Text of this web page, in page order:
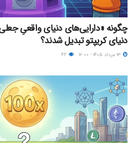
چگونه «دارایی‌های دنیای واقعیِ
دنیای کریپتو تبدیل شدند؟